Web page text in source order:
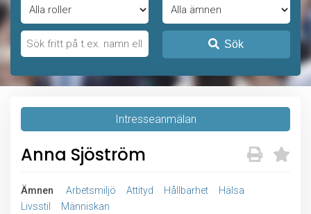
Sök
Intresseanmälan
Anna Sjöström
Ämnen Arbetsmiljö Attityd Hållbarhet
Hälsa
Livsstil
Människan